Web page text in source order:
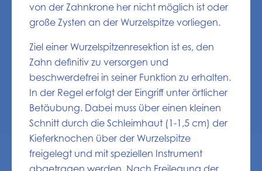
von der Zahnkrone her nicht möglich ist oder
große Zysten an der Wurzelspitze vorliegen.
Ziel einer Wurzelspitzenresektion ist es, den
Zahn definitiv zu versorgen und
beschwerdefrei in seiner Funktion zu erhalten.
In der Regel erfolgt der Eingriff unter örtlicher
Betäubung. Dabei muss über einen kleinen
Schnitt durch die Schleimhaut (1-1,5 cm) der
Kieferknochen über der Wurzelspitze
freigelegt und mit speziellen Instrument
abgetragen werden. Nach Freilegung der